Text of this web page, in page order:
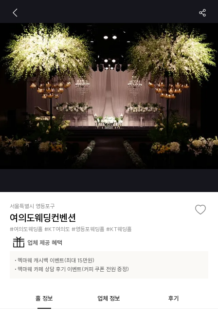
서울특별시 영등포구
여의도웨딩컨벤션
#여의도웨딩홀 #KT여의도 #영등포웨딩홀 #KT웨딩홀
업체 제공 혜택
• 멕마웨 캐시백 이벤트(최대 15만원)
• 맥마웨 카페 상담 후기 이벤트(커피 쿠폰 전원 증정)
홀 정보 업체 정보 후기